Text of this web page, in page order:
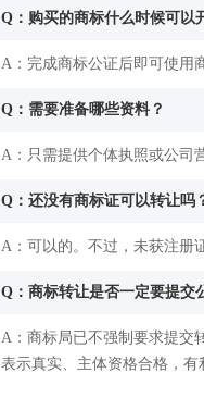
Q：购买的商标什么时候可以
A：完成商标公证后即可使用
Q：需要准备哪些资料？
A：只需提供个体执照或公司
Q：还没有商标证可以转让吗
A：可以的。不过，未获注册
Q：商标转让是否一定要提交
A：商标局已不强制要求提交
表示真实、主体资格合格，有